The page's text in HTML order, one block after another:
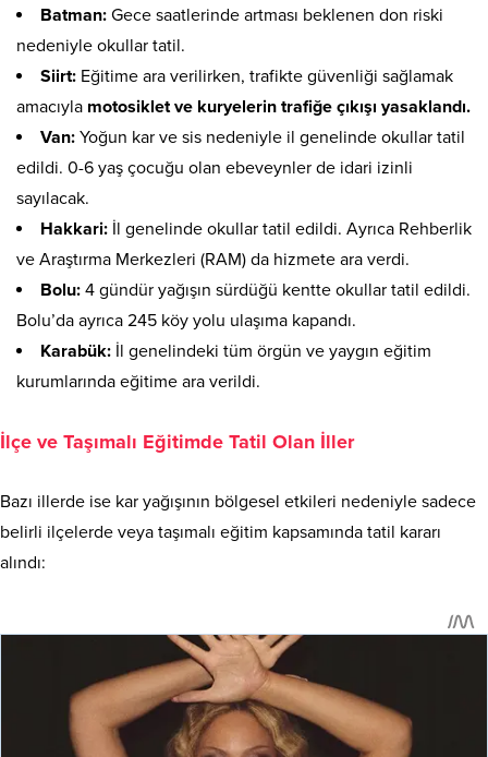
Batman: Gece saatlerinde artması beklenen don riski
nedeniyle okullar tatil.
Siirt: Eğitime ara verilirken, trafikte güvenliği sağlamak
amacıyla motosiklet ve kuryelerin trafiğe çıkışı yasaklandı.
Van: Yoğun kar ve sis nedeniyle il genelinde okullar tatil
edildi. 0-6 yaş çocuğu olan ebeveynler de idari izinli
sayılacak.
Hakkari: İl genelinde okullar tatil edildi. Ayrıca Rehberlik
ve Araştırma Merkezleri (RAM) da hizmete ara verdi.
Bolu: 4 gündür yağışın sürdüğü kentte okullar tatil edildi.
Bolu’da ayrıca 245 köy yolu ulaşıma kapandı.
Karabük: İl genelindeki tüm örgün ve yaygın eğitim
kurumlarında eğitime ara verildi.
İlçe ve Taşımalı Eğitimde Tatil Olan İller
Bazı illerde ise kar yağışının bölgesel etkileri nedeniyle sadece
belirli ilçelerde veya taşımalı eğitim kapsamında tatil kararı
alındı: